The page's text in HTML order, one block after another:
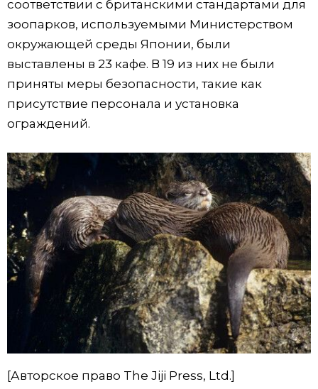
соответствии с британскими стандартами для
зоопарков, используемыми Министерством
окружающей среды Японии, были
выставлены в 23 кафе. В 19 из них не были
приняты меры безопасности, такие как
присутствие персонала и установка
ограждений.
[Авторское право The Jiji Press, Ltd.]